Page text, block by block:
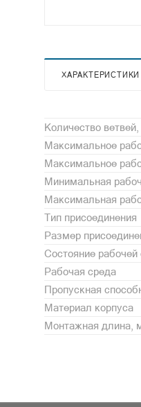
ХАРАКТЕРИСТИКИ
Количество
Максимальное
Максимальное
Минимальная
Максимальная
Тип присоединения
Размер
Состояние
Рабочая среда
Пропускная
Материал корпуса
Монтажная длина,